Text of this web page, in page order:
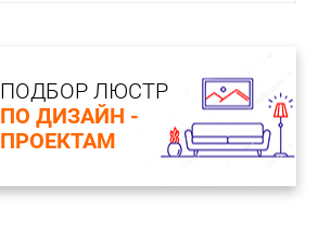
ПОДБОР ЛЮСТР
ПО ДИЗАЙН -
ПРОЕКТАМ